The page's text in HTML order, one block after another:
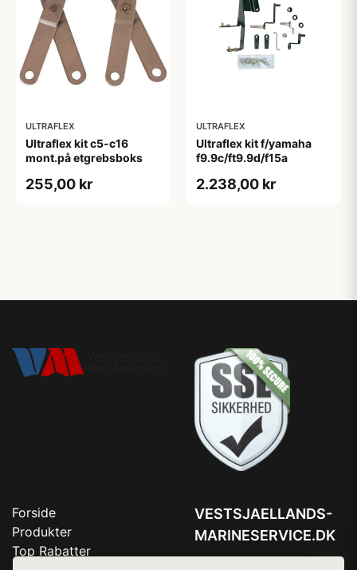
ULTRAFLEX
Ultraflex kit c5-c16
mont.på etgrebsboks
255,00 kr
ULTRAFLEX
Ultraflex kit f/yamaha
f9.9c/ft9.9d/f15a
2.238,00 kr
Forside
Produkter
Top Rabatter
VESTSJAELLANDS-
MARINESERVICE.DK